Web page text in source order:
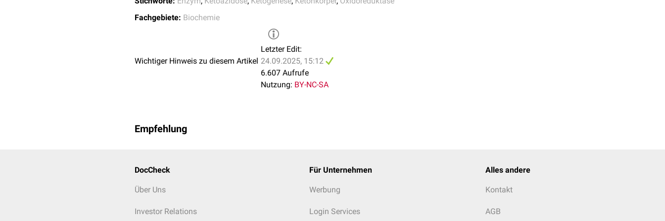
Fachgebiete: Biochemie
Wichtiger Hinweis zu diesem Artikel
Letzter Edit:
24.09.2025, 15:12
6.607 Aufrufe
Nutzung: BY-NC-SA
Empfehlung
DocCheck
Über Uns
Investor Relations
Für Unternehmen
Werbung
Login Services
Alles andere
Kontakt
AGB